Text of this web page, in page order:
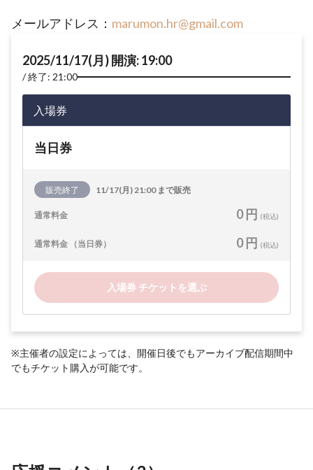
メールアドレス： marumon.hr@gmail.com
2025/11/17(月) 開演: 19:00
終了: 21:00
入場券
当日券
販売終了 11/17(月) 21:00 まで販売
通常料金 0 円 (税込)
通常料金 （当日券） 0 円 (税込)
入場券 チケットを選ぶ
※主催者の設定によっては、開催日後でもアーカイブ配信期間中
でもチケット購入が可能です。